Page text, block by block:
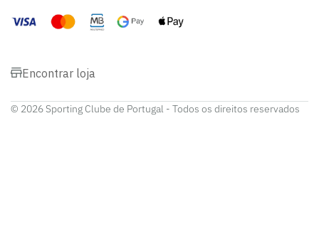
Encontrar loja
© 2026 Sporting Clube de Portugal - Todos os direitos reservados